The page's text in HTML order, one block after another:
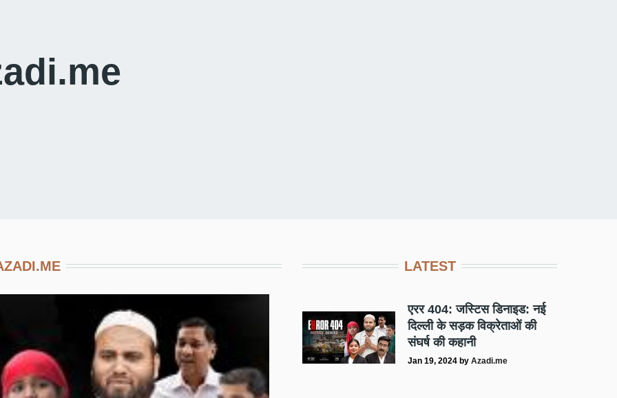
LATEST
एरर 404: जस्टिस डिनाइड: नई
दिल्ली के सड़क विक्रेताओं की
संघर्ष की कहानी
Jan 19, 2024 by Azadi.me